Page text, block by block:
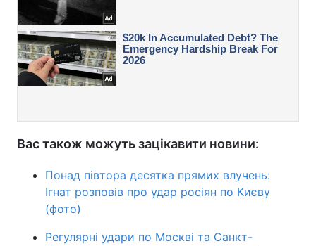
Вас також можуть зацікавити новини:
Понад півтора десятка прямих влучень:
Ігнат розповів про удар росіян по Києву
(фото)
Регулярні удари по Москві та Санкт-